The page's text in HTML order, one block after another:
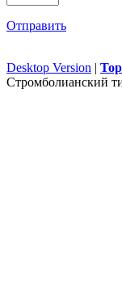
Отправить
Desktop Version | Top
Стромболианский